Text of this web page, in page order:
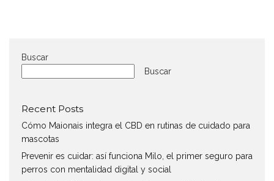
Buscar
Buscar
Recent Posts
Cómo Maionais integra el CBD en rutinas de cuidado para
mascotas
Prevenir es cuidar: así funciona Milo, el primer seguro para
perros con mentalidad digital y social